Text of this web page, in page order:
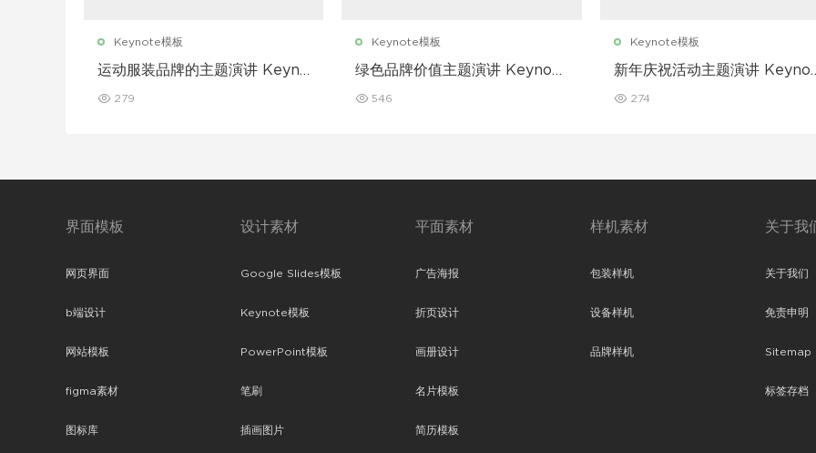
Keynote模板
运动服装品牌的主题演讲 Keyno
279
Keynote模板
绿色品牌价值主题演讲 Keynote
546
Keynote模板
新年庆祝活动主题演讲
274
界面模板
网页界面
b端设计
网站模板
figma素材
图标库
设计素材
Google Slides模板
Keynote模板
PowerPoint模板
笔刷
插画图片
平面素材
广告海报
折页设计
画册设计
名片模板
简历模板
样机素材
包装样机
设备样机
品牌样机
关于我
关于我们
免责申明
Sitemap
标签存档